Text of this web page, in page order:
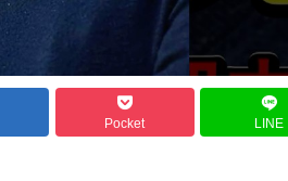
Pocket LINE